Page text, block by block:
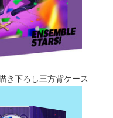
き下ろし三方背ケース